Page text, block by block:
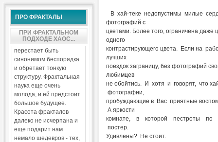
ПРО ФРАКТАЛЫ
ПРИ ФРАКТАЛЬНОМ
ПОДХОДЕ ХАОС...
перестает быть
синонимом беспорядка
и обретает тонкую
структуру. Фрактальная
наука еще очень
молода, и ей предстоит
большое будущее.
Красота фракталов
далеко не исчерпана и
еще подарит нам
немало шедевров - тех,
В хай-теке недопустимы милые
фотографий с
цветами. Более того, ограничена
одного
контрастирующего цвета. Если на
лучших
поездок заграницу, без фотографий
любимцев
не обойтись. И хотя и говорят, что
фотографии,
пробуждающие в Вас приятные
А яркости
комнате, в которой пестроты по
постер.
Удивлены? Не стоит.